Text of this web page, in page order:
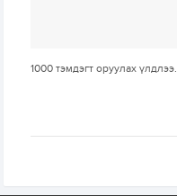
1000 тэмдэгт оруулах үлдлээ.